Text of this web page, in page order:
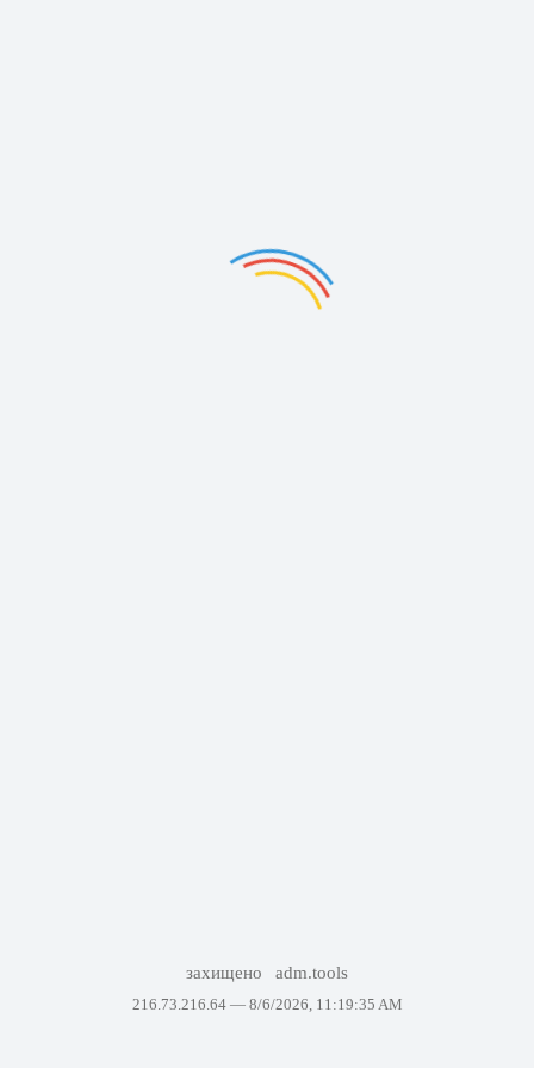
захищено adm.tools
216.73.216.64 — 8/6/2026, 11:19:35 AM